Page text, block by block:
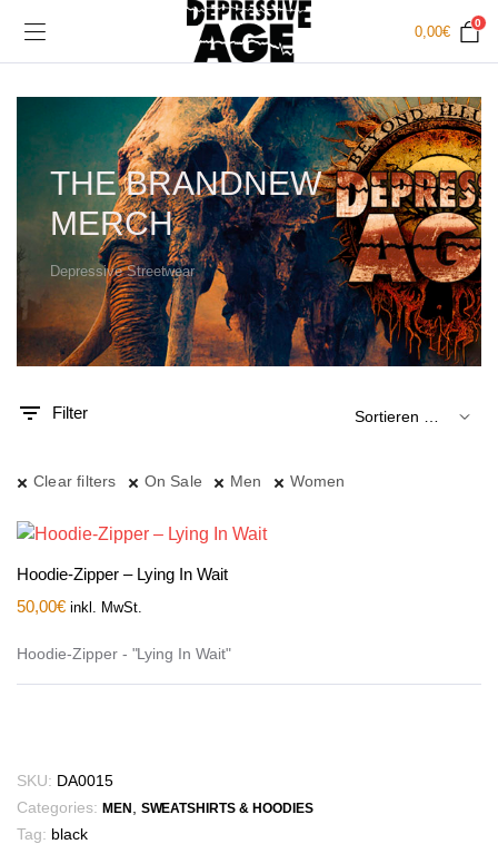
0,00€
0
THE BRANDNEW
MERCH
Depressive Streetwear
Filter
Clear filters On Sale Men Women
Hoodie-Zipper – Lying In Wait
50,00€ inkl. MwSt.
Hoodie-Zipper - "Lying In Wait"
SKU: DA0015
Categories: MEN SWEATSHIRTS & HOODIES
Tag: black